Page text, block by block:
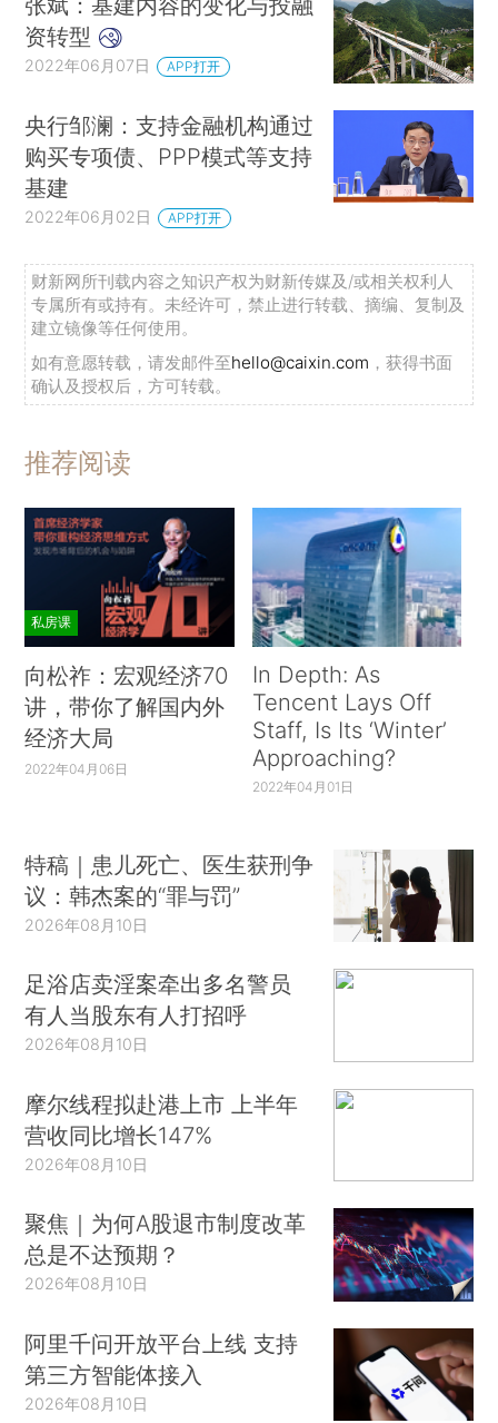
资转型
2022年06月07日 APP打开
央行邹澜：支持金融机构通过
购买专项债、PPP模式等支持
基建
2022年06月02日 APP打开
财新网所刊载内容之知识产权为财新传媒及/或相关权利人
专属所有或持有。未经许可，禁止进行转载、摘编、复制及
建立镜像等任何使用。
如有意愿转载，请发邮件至hello@caixin.com ，获得书面
确认及授权后，方可转载。
推荐阅读
私房课
向松祚：宏观经济70
讲，带你了解国内外
经济大局
2022年04月06日
In Depth: As
Tencent Lays Off
Staff, Is Its ‘Winter’
Approaching?
2022年04月01日
特稿｜患儿死亡、医生获刑争
议：韩杰案的“罪与罚”
2026年08月10日
足浴店卖淫案牵出多名警员
有人当股东有人打招呼
2026年08月10日
摩尔线程拟赴港上市 上半年
营收同比增长147%
2026年08月10日
聚焦｜为何A股退市制度改革
总是不达预期？
2026年08月10日
阿里千问开放平台上线 支持
第三方智能体接入
2026年08月10日